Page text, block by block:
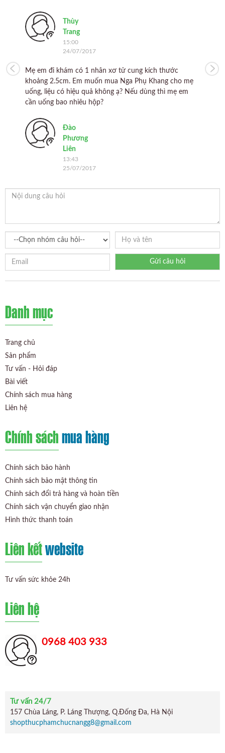
Thùy
Trang
15:00
24/07/2017
Mẹ em đi khám có 1 nhân xơ tử cung kích thước
khoảng 2.5cm. Em muốn mua Nga Phụ Khang cho mẹ
uống, liệu có hiệu quả không ạ? Nếu dùng thì mẹ em
cần uống bao nhiêu hộp?
Đào
Phương
Liên
13:43
25/07/2017
Gửi câu hỏi
Danh mục
Trang chủ
Sản phẩm
Tư vấn - Hỏi đáp
Bài viết
Chính sách mua hàng
Liên hệ
Chính sáchmua hàng
Chính sách bảo hành
Chính sách bảo mật thông tin
Chính sách đổi trả hàng và hoàn tiền
Chính sách vận chuyển giao nhận
Hình thức thanh toán
Liên kếtwebsite
Tư vấn sức khỏe 24h
Liên hệ
0968 403 933
Tư vấn 24/7
157 Chùa Láng, P. Láng Thượng, Q.Đống Đa, Hà Nội
shopthucphamchucnangg8@gmail.com